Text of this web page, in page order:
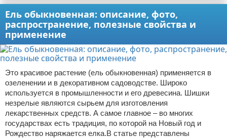
Ель обыкновенная: описание, фото,
распространение, полезные свойства и
применение
Это красивое растение (ель обыкновенная) применяется в
озеленении и в декоративном садоводстве. Широко
используется в промышленности и его древесина. Шишки
незрелые являются сырьем для изготовления
лекарственных средств. А самое главное – во многих
государствах есть традиция, по которой на Новый год и
Рождество наряжается елка.В статье представлены